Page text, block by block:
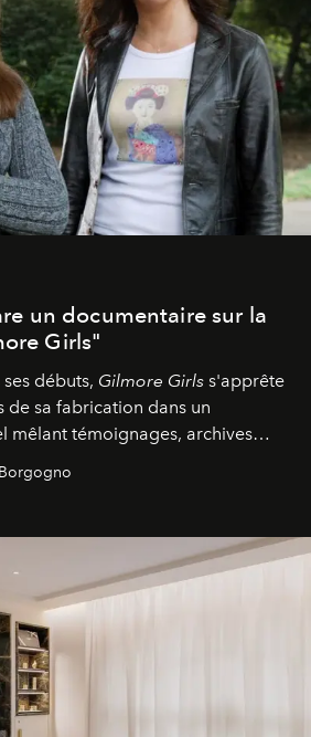
un documentaire sur la
Girls"
débuts, Gilmore Girls s'apprête
de sa fabrication dans un
mêlant témoignages, archives
les coulisses d'un phénomène